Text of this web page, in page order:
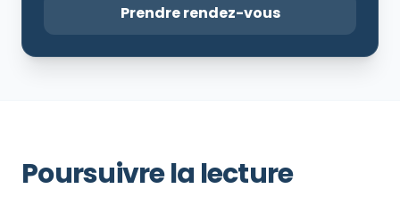
Prendre rendez-vous
Poursuivre la lecture